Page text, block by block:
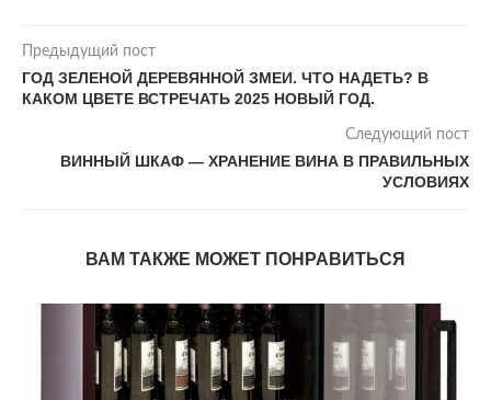
Предыдущий пост
ГОД ЗЕЛЕНОЙ ДЕРЕВЯННОЙ ЗМЕИ. ЧТО НАДЕТЬ? В
КАКОМ ЦВЕТЕ ВСТРЕЧАТЬ 2025 НОВЫЙ ГОД.
Следующий пост
ВИННЫЙ ШКАФ — ХРАНЕНИЕ ВИНА В ПРАВИЛЬНЫХ
УСЛОВИЯХ
ВАМ ТАКЖЕ МОЖЕТ ПОНРАВИТЬСЯ